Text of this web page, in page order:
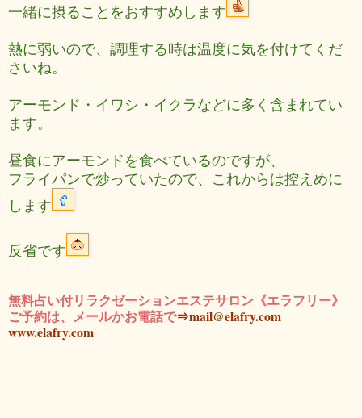
一緒に摂ることをおすすめします
熱に弱いので、調理する時は温度に気を付けてくだ
さいね。
アーモンド・イワシ・イクラなどに多く含まれてい
ます。
昼食にアーモンドを食べているのですが、
フライパンで炒っていたので、これからは控えめに
します
反省です
無料占い付リラクゼーションエステサロン《エラフリー》
ご予約は、メールかお電話で⇒mail@elafry.com
www.elafry.com